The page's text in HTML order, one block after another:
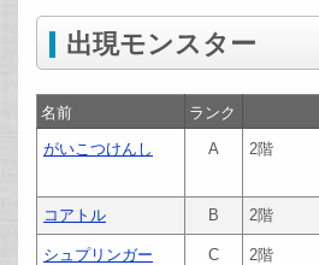
出現モンスター
名前 ランク
がいこつけんし
A 2階
コアトル B 2階
シュプリンガー C 2階